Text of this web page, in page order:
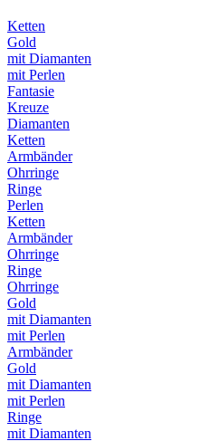
Ketten
Gold
mit Diamanten
mit Perlen
Fantasie
Kreuze
Diamanten
Ketten
Armbänder
Ohrringe
Ringe
Perlen
Ketten
Armbänder
Ohrringe
Ringe
Ohrringe
Gold
mit Diamanten
mit Perlen
Armbänder
Gold
mit Diamanten
mit Perlen
Ringe
mit Diamanten